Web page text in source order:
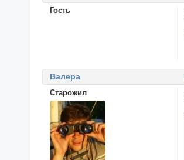
Гость
Валера
Старожил